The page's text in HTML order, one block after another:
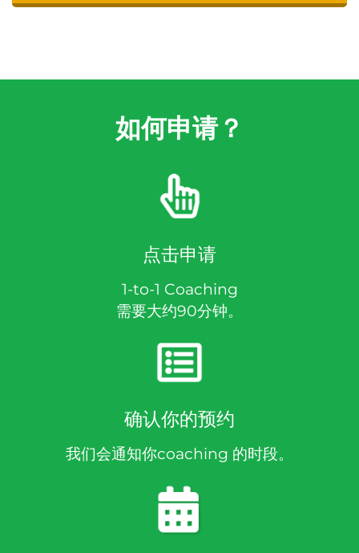
如何申请？
点击申请
1-to-1 Coaching
需要大约90分钟。
确认你的预约
我们会通知你coaching 的时段。